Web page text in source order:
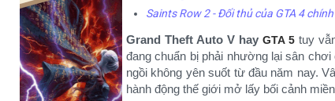
Saints Row 2 - Đối thủ của GTA 4
Grand Theft Auto V hayGTA 5 tuy
đang chuẩn bị phải nhường lại sân
ngồi không yên suốt từ đầu năm nay.
hành động thế giới mở lấy bối cảnh